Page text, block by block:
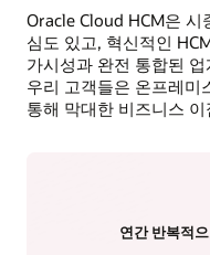
Oracle Cloud HCM은 시
심도 있고, 혁신적인
가시성과 완전 통합된
우리 고객들은 온프레미
통해 막대한 비즈니스
연간 반복적